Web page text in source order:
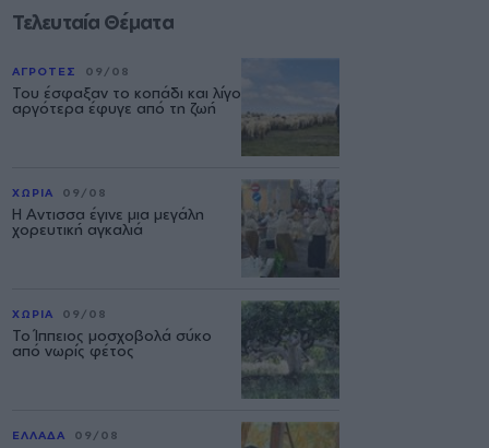
Τελευταία Θέματα
ΑΓΡΟΤΕΣ 09/08
Του έσφαξαν το κοπάδι και λίγο
αργότερα έφυγε από τη ζωή
ΧΩΡΙΑ 09/08
Η Αντισσα έγινε μια μεγάλη
χορευτική αγκαλιά
ΧΩΡΙΑ 09/08
Το Ίππειος μοσχοβολά σύκο
από νωρίς φέτος
ΕΛΛΑΔΑ 09/08